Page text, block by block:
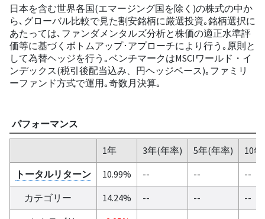
日本を含む世界各国(エマージング国を除く)の株式の中か
ら､グローバル比較で見た割安銘柄に厳選投資｡銘柄選択に
あたっては､ファンダメンタルズ分析と株価の適正水準評
価等に基づくボトムアップ･アプローチにより行う｡原則と
して為替ヘッジを行う｡ベンチマークはMSCIワールド・イ
ンデックス(税引後配当込み、円ヘッジベース)｡ファミリ
ーファンド方式で運用｡奇数月決算｡
パフォーマンス
1年 3年(年率) 5年(年率)
10
トータルリターン
10.99% -- --
--
カテゴリー
14.24% -- --
--